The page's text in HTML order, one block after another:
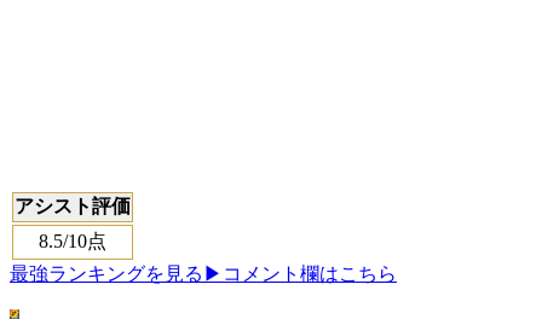
アシスト評価
8.5/10点
最強ランキングを見る ▶コメント欄はこちら